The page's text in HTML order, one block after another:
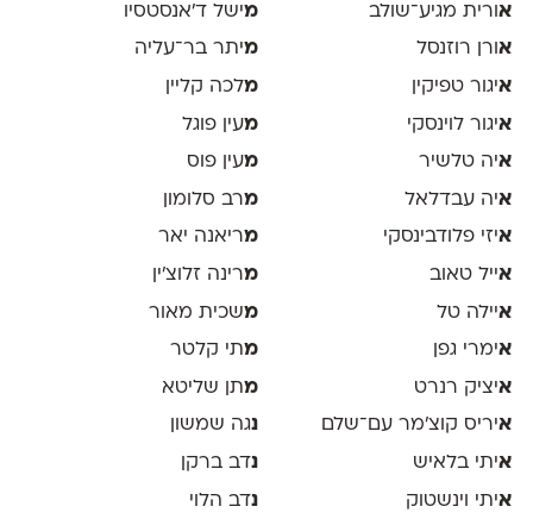
אורית מגיע־שולב
אורן רוזנסל
איגור טפיקין
איגור לוינסקי
איה טלשיר
איה עבדלאל
איזי פלודבינסקי
אייל טאוב
איילה טל
אימרי גפן
איציק רנרט
איריס קוצ׳מר עם־שלם
איתי בלאיש
איתי וינשטוק
מישל ד׳אנסטסיו
מיתר בר־עליה
מלכה קליין
מעין פוגל
מעין פוס
מרב סלומון
מריאנה יאר
מרינה זלוצ׳ין
משכית מאור
מתי קלטר
מתן שליטא
נגה שמשון
נדב ברקן
נדב הלוי